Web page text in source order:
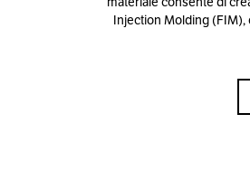
Injection Molding (FIM),